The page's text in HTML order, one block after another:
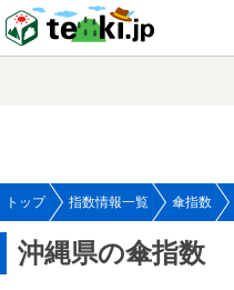
トップ 指数情報一覧 傘指数
沖縄県の傘指数